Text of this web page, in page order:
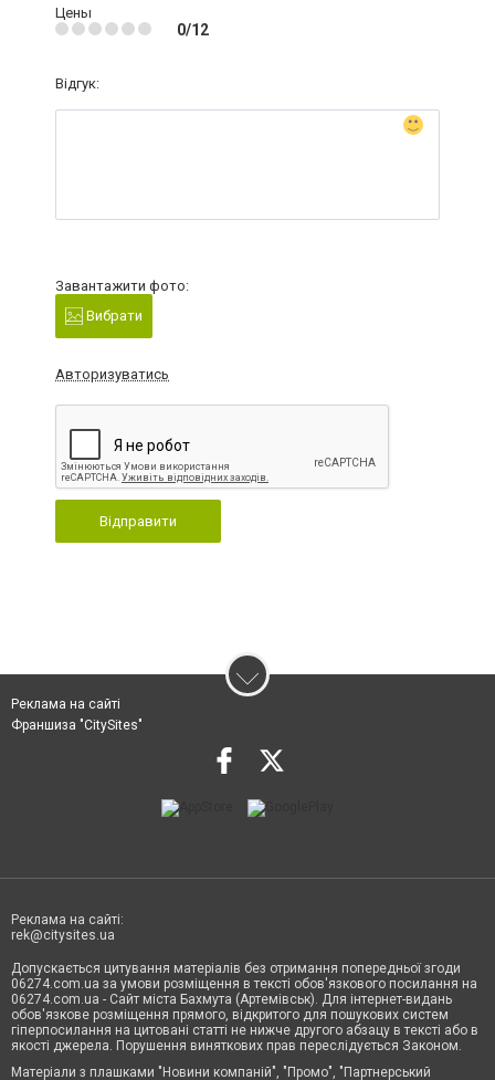
Цены
0/12
Відгук:
Завантажити фото:
Вибрати
Авторизуватись
Відправити
Реклама на сайті
Франшиза "CitySites"
Реклама на сайті:
rek@citysites.ua
Допускається цитування матеріалів без отримання попередньої згоди
06274.com.ua за умови розміщення в тексті обов'язкового посилання на
06274.com.ua - Сайт міста Бахмута (Артемівськ). Для інтернет-видань
обов'язкове розміщення прямого, відкритого для пошукових систем
гіперпосилання на цитовані статті не нижче другого абзацу в тексті або в
якості джерела. Порушення виняткових прав переслідується Законом.
Матеріали з плашками "Новини компаній", "Промо", "Партнерський